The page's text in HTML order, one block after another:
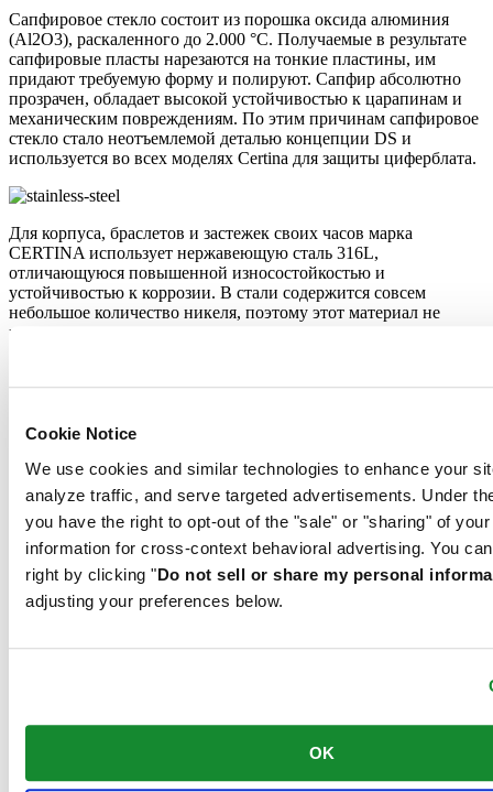
Cookie Notice
We use cookies and similar technologies to enhance your
analyze traffic, and serve targeted advertisements. Under
you have the right to opt-out of the "sale" or "sharing" of
information for cross-context behavioral advertising. You
right by clicking "Do not sell or share my personal
adjusting your preferences below.
OK
Сапфировое стекло состоит из порошка оксида алюминия
(Al2O3), раскаленного до 2.000 °C. Получаемые в результате
сапфировые пласты нарезаются на тонкие пластины, им
придают требуемую форму и полируют. Сапфир абсолютно
прозрачен, обладает высокой устойчивостью к царапинам и
механическим повреждениям. По этим причинам сапфировое
стекло стало неотъемлемой деталью концепции DS и
используется во всех моделях Certina для защиты циферблата.
Для корпуса, браслетов и застежек своих часов марка
CERTINA использует нержавеющую сталь 316L,
отличающуюся повышенной износостойкостью и
устойчивостью к коррозии. В стали содержится совсем
небольшое количество никеля, поэтому этот материал не
вызывает аллергии при использовании.
Пружина баланса Nivachron™
Часовой механизм этих часов оснащен пружиной баланса
Nivachron™. Инновационный материал этой детали был
разработан для повышения устойчивости к воздействию
магнитных полей. Эта важная деталь вносит долгосрочный
вклад в надежность, помехоустойчивость и точность хода
часов.
другом конце земного шара. Одтельный 24-часовой счетчик
настраивается независимо от основных стрелок, что помогает